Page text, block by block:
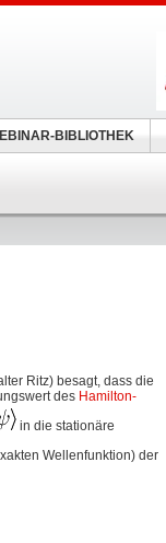
Ritz) besagt, dass die
des Hamilton-
in die stationäre
Wellenfunktion) der
BIBLIOTHEK